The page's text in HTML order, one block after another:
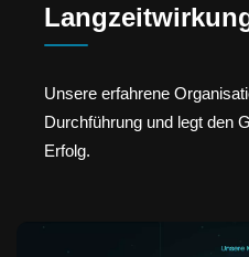
Unsere erfahrene
Durchführung und legt den
Erfolg.